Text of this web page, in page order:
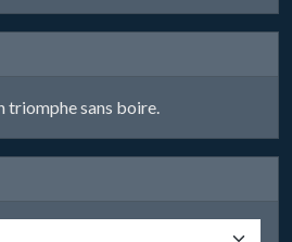
triomphe sans boire.